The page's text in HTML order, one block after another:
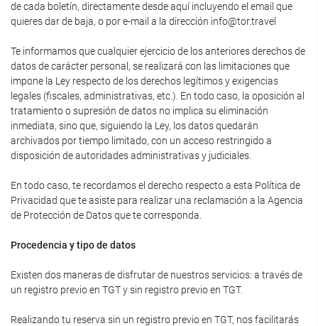
de cada boletín, directamente desde aquí incluyendo el email que
quieres dar de baja, o por e-mail a la dirección info@tor.travel
Te informamos que cualquier ejercicio de los anteriores derechos de
datos de carácter personal, se realizará con las limitaciones que
impone la Ley respecto de los derechos legítimos y exigencias
legales (fiscales, administrativas, etc.). En todo caso, la oposición al
tratamiento o supresión de datos no implica su eliminación
inmediata, sino que, siguiendo la Ley, los datos quedarán
archivados por tiempo limitado, con un acceso restringido a
disposición de autoridades administrativas y judiciales.
En todo caso, te recordamos el derecho respecto a esta Política de
Privacidad que te asiste para realizar una reclamación a la Agencia
de Protección de Datos que te corresponda.
Procedencia y tipo de datos
Existen dos maneras de disfrutar de nuestros servicios: a través de
un registro previo en TGT y sin registro previo en TGT.
Realizando tu reserva sin un registro previo en TGT, nos facilitarás